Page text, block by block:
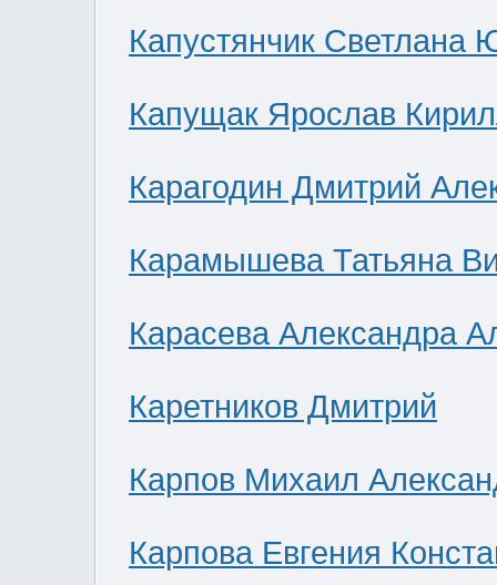
Капустянчик Светлана
Капущак Ярослав
Карагодин Дмитрий
Карамышева Татьяна
Карасева Александра
Каретников Дмитрий
Карпов Михаил
Карпова Евгения